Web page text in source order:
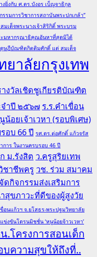
ยิ่งกับ ศ.ดร.บังอร เบ็ญจาธิกุล
รมการวิชาการสถาบันพระปกเกล้า”
เด็จพระนางเจ้าสิริกิติ์ พระบรม
ะมหากรุณาธิคุณอันหาที่สุดมิได้
ดุษฎีบัณฑิตกิตติมศักดิ์ แด่ สมเด็จ
ยาลัยกรุงเทพ
งวัลเชิดชูเกียรติบัณฑิต
จำปี ๒๕๖๗ ร.ร.คำเขื่อน
อยเจ้าเวหา (รอบพิเศษ)
อบ 66 ปี รศ.ดร.ต่อศักดิ์ แก้วจรัส
การ ในงานครบรอบ 46 ปี
ม.รังสิต ว.ครูสุริยเทพ
ชาชีพครู วช. ร่วม สมาคม
ดกิจกรรมส่งเสริมการ
สุขภาวะที่ดีของผู้สูงวัย
อนแก้วฯ จ.ยโสธร-พระปฐมวิทยาลัย
งขันโดรนมิชชั่น ‘หนูน้อยจ้าวเวหา’
โครงการสอนเด็ก
บความสุขให้ถึงที่..